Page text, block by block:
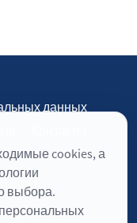
cookies, а
выбора.
данных
2026